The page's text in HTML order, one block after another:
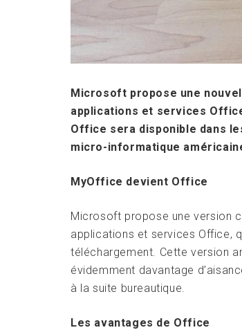
Microsoft propose une
applications et services
Office sera disponible dans
micro-informatique
MyOffice devient Office
Microsoft propose une version
applications et services Office,
téléchargement. Cette version
évidemment davantage
à la suite bureautique.
Les avantages de Office